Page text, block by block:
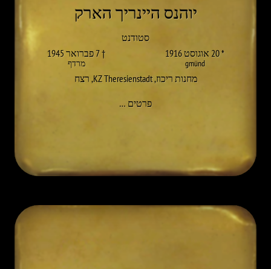
יוהנס היינריך הארק
סטודנט
* 20 אוגוסט 1916
gmünd
† 7 פברואר 1945
מרדף
מחנות ריכוז,
KZ Theresienstadt
,רצח
פרטים …